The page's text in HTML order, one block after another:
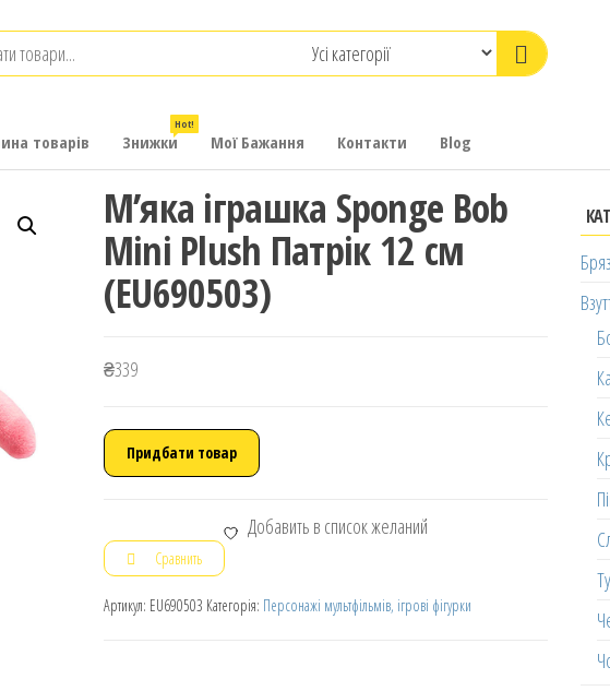
товарів Знижки
Hot!
Мої Бажання Контакти Blog
М’яка іграшка Sponge Bob
Mini Plush Патрік 12 см
(EU690503)
₴339
Придбати товар
Добавить в список желаний
Сравнить
Артикул: EU690503 Категорія: Персонажі мультфільмів, ігрові фігурки